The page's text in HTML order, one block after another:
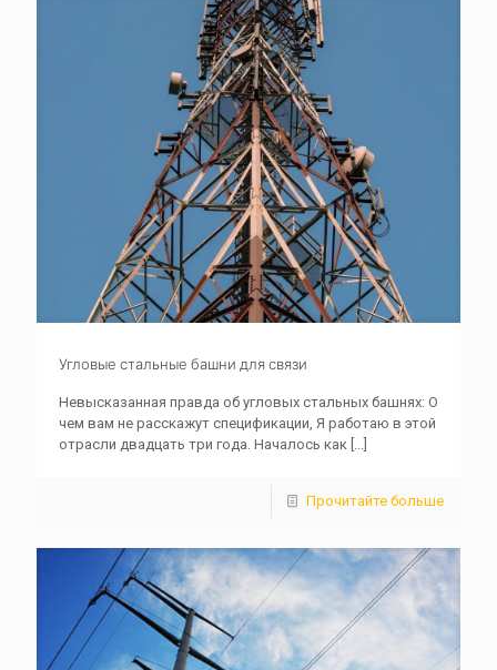
Угловые стальные башни для связи
Невысказанная правда об угловых стальных башнях: О
чем вам не расскажут спецификации, Я работаю в этой
отрасли двадцать три года. Началось как [...]
Прочитайте больше